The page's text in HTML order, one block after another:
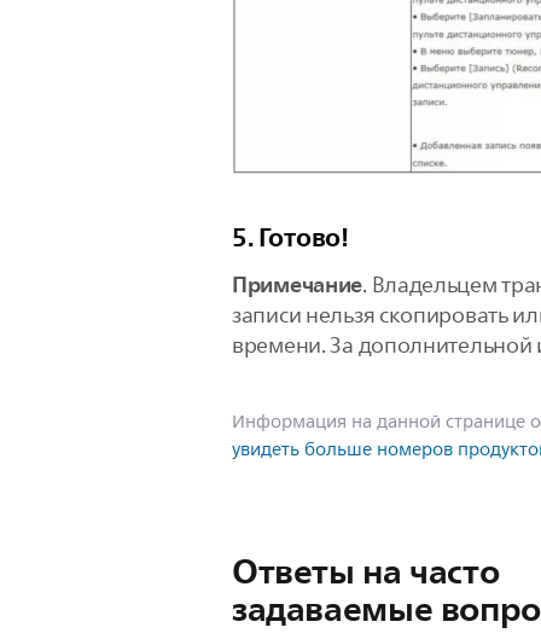
5. Готово!
Примечание. Владельцем
записи нельзя скопировать
времени. За дополнительной
Информация на данной странице
увидеть больше номеров
Ответы на часто
задаваемые